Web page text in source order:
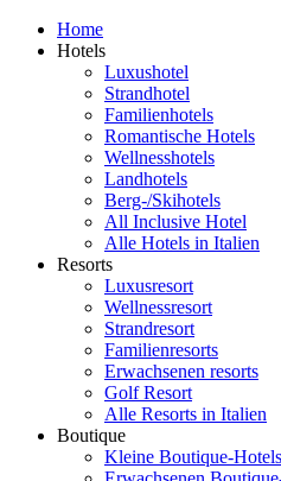
Home
Hotels
Luxushotel
Strandhotel
Familienhotels
Romantische Hotels
Wellnesshotels
Landhotels
Berg-/Skihotels
All Inclusive Hotel
Alle Hotels in Italien
Resorts
Luxusresort
Wellnessresort
Strandresort
Familienresorts
Erwachsenen resorts
Golf Resort
Alle Resorts in Italien
Boutique
Kleine Boutique-Hotels